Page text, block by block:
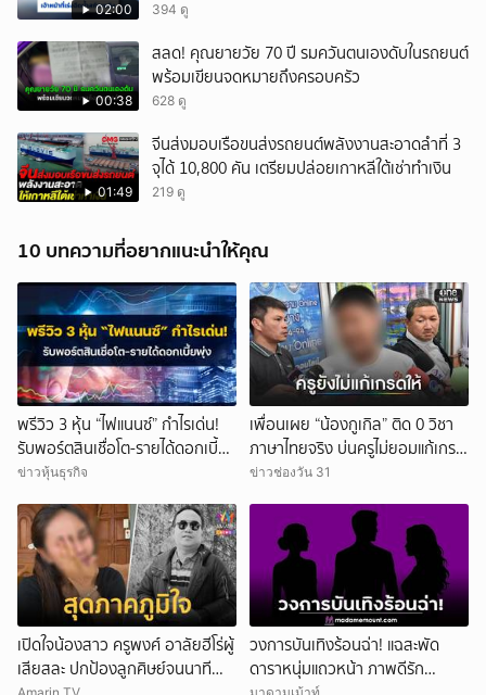
02:00 394 ดู
00:38
สลด! คุณยายวัย 70 ปี รมควันตนเองดับในรถยนต์
พร้อมเขียนจดหมายถึงครอบครัว
628 ดู
01:49
จีนส่งมอบเรือขนส่งรถยนต์พลังงานสะอาดลำที่ 3
จุได้ 10,800 คัน เตรียมปล่อยเกาหลีใต้เช่าทำเงิน
219 ดู
10 บทความที่อยากแนะนำให้คุณ
พรีวิว 3 หุ้น “ไฟแนนซ์” กำไรเด่น!
รับพอร์ตสินเชื่อโต-รายได้ดอกเบี้ย
พุ่ง
ข่าวหุ้นธุรกิจ
เพื่อนเผย “น้องกูเกิล” ติด 0 วิชา
ภาษาไทยจริง บ่นครูไม่ยอมแก้เกรด
ให้
ข่าวช่องวัน 31
เปิดใจน้องสาว ครูพงศ์ อาลัยฮีโร่ผู้
เสียสละ ปกป้องลูกศิษย์จนนาที
วงการบันเทิงร้อนฉ่า! แฉสะพัด
ดาราหนุ่มแถวหน้า ภาพดีรัก